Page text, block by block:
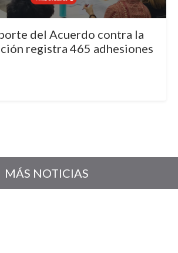
del Acuerdo contra la
registra 465 adhesiones
MÁS NOTICIAS